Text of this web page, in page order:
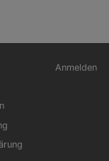
Anmelden